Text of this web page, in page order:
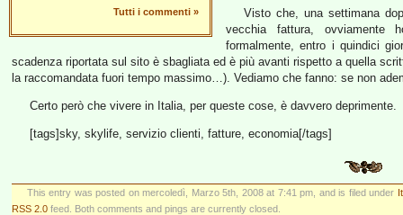
Tutti i commenti »
Visto che, una settimana
vecchia fattura, ovviamente
formalmente, entro i quindici
scadenza riportata sul sito è sbagliata ed è più avanti rispetto a quella
la raccomandata fuori tempo massimo…). Vediamo che fanno: se non
Certo però che vivere in Italia, per queste cose, è davvero deprimente.
[tags]sky, skylife, servizio clienti, fatture, economia[/tags]
This entry was posted on mercoledì, Marzo 5th, 2008 at 7:41 pm, and is filed under
RSS 2.0 feed. Both comments and pings are currently closed.